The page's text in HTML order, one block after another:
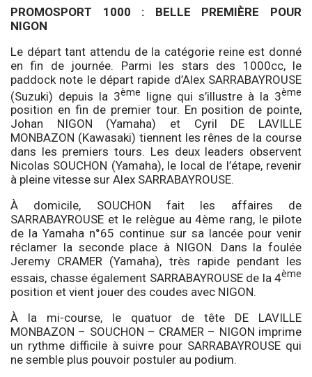
PROMOSPORT 1000 : BELLE PREMIÈRE POUR
NIGON
Le départ tant attendu de la catégorie reine est donné
en fin de journée. Parmi les stars des 1000cc, le
paddock note le départ rapide d’Alex SARRABAYROUSE
(Suzuki) depuis la 3ème ligne qui s’illustre à la 3ème
position en fin de premier tour. En position de pointe,
Johan NIGON (Yamaha) et Cyril DE LAVILLE
MONBAZON (Kawasaki) tiennent les rênes de la course
dans les premiers tours. Les deux leaders observent
Nicolas SOUCHON (Yamaha), le local de l’étape, revenir
à pleine vitesse sur Alex SARRABAYROUSE.
À domicile, SOUCHON fait les affaires de
SARRABAYROUSE et le relègue au 4ème rang, le pilote
de la Yamaha n°65 continue sur sa lancée pour venir
réclamer la seconde place à NIGON. Dans la foulée
Jeremy CRAMER (Yamaha), très rapide pendant les
essais, chasse également SARRABAYROUSE de la 4ème
position et vient jouer des coudes avec NIGON.
À la mi-course, le quatuor de tête DE LAVILLE
MONBAZON – SOUCHON – CRAMER – NIGON imprime
un rythme difficile à suivre pour SARRABAYROUSE qui
ne semble plus pouvoir postuler au podium.